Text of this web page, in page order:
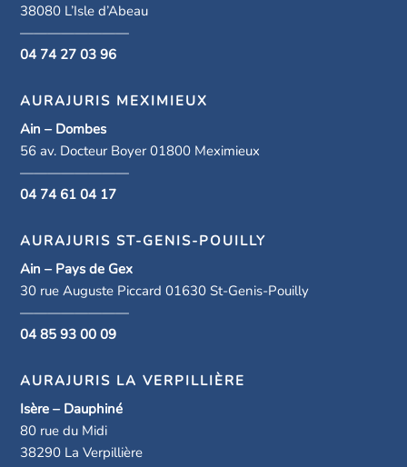
38080 L’Isle d’Abeau
————————
04 74 27 03 96
AURAJURIS MEXIMIEUX
Ain – Dombes
56 av. Docteur Boyer 01800 Meximieux
————————
04 74 61 04 17
AURAJURIS ST-GENIS-POUILLY
Ain – Pays de Gex
30 rue Auguste Piccard 01630 St-Genis-Pouilly
————————
04 85 93 00 09
AURAJURIS LA VERPILLIÈRE
Isère – Dauphiné
80 rue du Midi
38290 La Verpillière